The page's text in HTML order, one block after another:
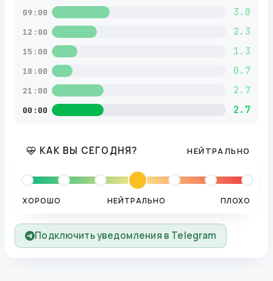
09:00 3.0
12:00 2.3
15:00 1.3
18:00 0.7
21:00 2.7
00:00 2.7
КАК ВЫ СЕГОДНЯ? НЕЙТРАЛЬНО
ХОРОШО НЕЙТРАЛЬНО ПЛОХО
Подключить уведомления в Telegram